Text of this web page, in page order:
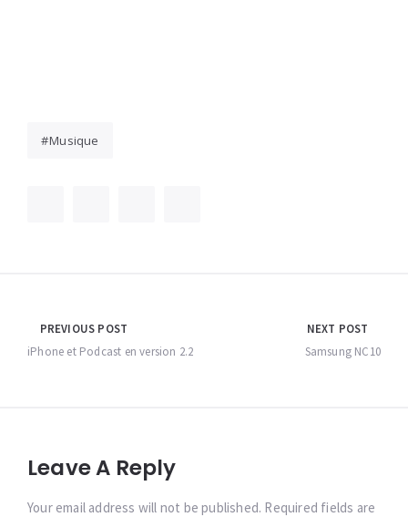
Musique
Navigation
de
PREVIOUS POST
iPhone et Podcast en version 2.2
NEXT POST
Samsung NC10
Leave A Reply
Your email address will not be published. Required fields are